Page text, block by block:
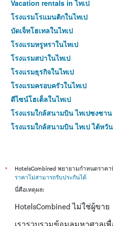
Vacation rentals in ไทเป
โรงแรมโรแมนติกในไทเป
บัดเจ็ทโฮเทลในไทเป
โรงแรมหรูหราในไทเป
โรงแรมสปาในไทเป
โรงแรมธุรกิจในไทเป
โรงแรมครอบครัวในไทเป
ดีไซน์โฮเต็ลในไทเป
โรงแรมใกล้สนามบิน ไทเปซงซาน
โรงแรมใกล้สนามบิน ไทเป ไต้หวั
*
HotelsCombined พยายามกำหนดราค
ราคาไม่สามารถรับประกันได้
นี่คือเหตุผล:
HotelsCombined ไม่ใช่ผู้ขาย
เรารวบรวมข้อมูลมหาศาลเ